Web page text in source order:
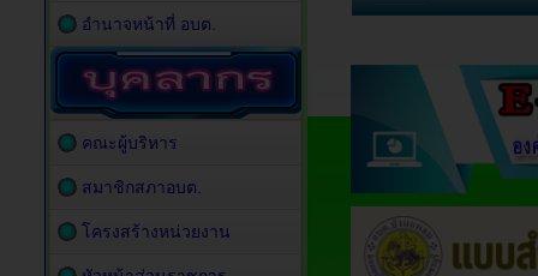
อำนาจหน้าที่ อบต.
คณะผู้บริหาร
สมาชิกสภาอบต.
โครงสร้างหน่วยงาน